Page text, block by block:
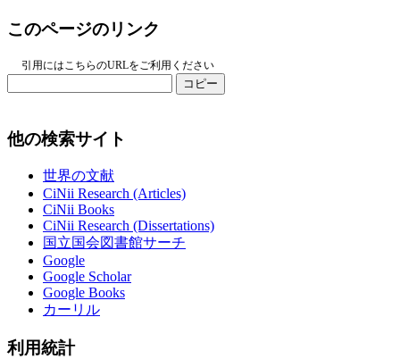
このページのリンク
引用にはこちらのURLをご利用ください
コピー
他の検索サイト
世界の文献
CiNii Research (Articles)
CiNii Books
CiNii Research (Dissertations)
国立国会図書館サーチ
Google
Google Scholar
Google Books
カーリル
利用統計